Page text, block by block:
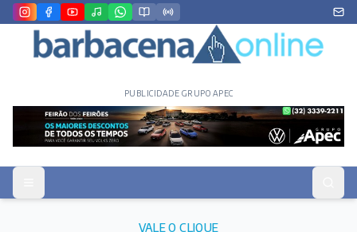
PUBLICIDADE GRUPO APEC
VALE O CLIQUE